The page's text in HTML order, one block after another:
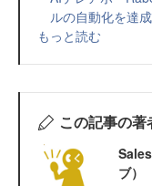
ルの自動化を達成
もっと読む
この記事の著
ブ）